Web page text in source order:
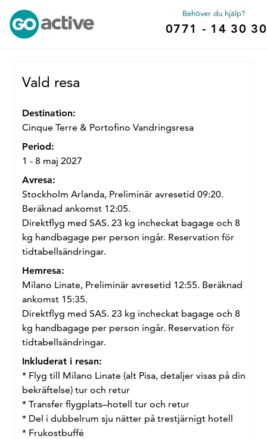
Behöver du hjälp?
0771 - 14 30 30
Vald resa
Destination:
Cinque Terre & Portofino Vandringsresa
Period:
1 - 8 maj 2027
Avresa:
Stockholm Arlanda, Preliminär avresetid 09:20.
Beräknad ankomst 12:05.
Direktflyg med SAS. 23 kg incheckat bagage och 8
kg handbagage per person ingår. Reservation för
tidtabellsändringar.
Hemresa:
Milano Linate, Preliminär avresetid 12:55. Beräknad
ankomst 15:35.
Direktflyg med SAS. 23 kg incheckat bagage och 8
kg handbagage per person ingår. Reservation för
tidtabellsändringar.
Inkluderat i resan:
* Flyg till Milano Linate (alt Pisa, detaljer visas på din
bekräftelse) tur och retur
* Transfer flygplats–hotell tur och retur
* Del i dubbelrum sju nätter på trestjärnigt hotell
* Frukostbuffé